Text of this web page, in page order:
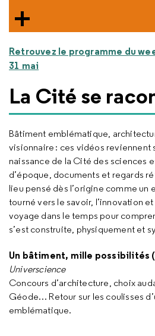
Retrouvez le programme du
31 mai
La Cité se
Bâtiment emblématique,
visionnaire : ces vidéos reviennent
naissance de la Cité des sciences
d’époque, documents et regards
lieu pensé dès l’origine comme un
tourné vers le savoir, l’innovation
voyage dans le temps pour
s’est construite, physiquement et
Un bâtiment, mille possibilités
Universcience
Concours d’architecture, choix
Géode… Retour sur les coulisses
emblématique.